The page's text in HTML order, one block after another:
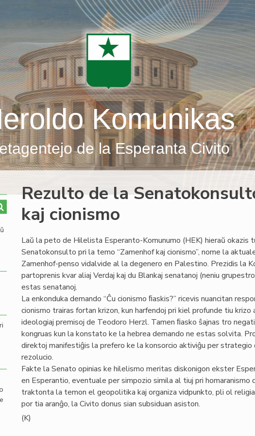
Komunikas
de la Esperanta Civito
Rezulto de la
kaj cionismo
Laŭ la peto de Hilelista Esperanto-Komunumo (HEK) hieraŭ okazis
Senatokonsulto pri la temo “Zamenhof kaj cionismo”, nome la
Zamenhof-penso vidalvide al la degenero en Palestino. Prezidis la
partoprenis kvar aliaj Verdaj kaj du Blankaj senatanoj (neniu
estas senatanoj.
La enkonduka demando “Ĉu cionismo ﬁaskis?” ricevis nuancitan
cionismo trairas fortan krizon, kun harfendoj pri kiel profunde tiu
ideologiaj premisoj de Teodoro Herzl. Tamen ﬁasko ŝajnas tro
kongruas kun la konstato ke la hebrea demando ne estas solvita.
direktoj manifestiĝis la prefero ke la konsorcio aktiviĝu per
rezolucio.
Fakte la Senato opinias ke hilelismo meritas diskonigon ekster
en Esperantio, eventuale per simpozio simila al tiuj pri homaranismo
traktonta la temon el geopolitika kaj organiza vidpunkto, pli ol
por tia aranĝo, la Civito donus sian subsiduan asiston.
(K)